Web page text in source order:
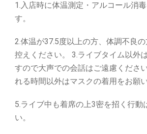
1.⼊店時に体温測定・アルコール消
す。
2.体温が37.5度以上の⽅、体調不良
控えください。 3.ライブタイム以外
すので⼤声での会話はご遠慮くださ
れる時間以外はマスクの着⽤をお願
5.ライブ中も着席の上3密を招く⾏動
い。